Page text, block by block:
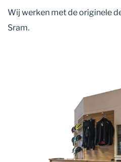
Wij werken met de originele
Sram.